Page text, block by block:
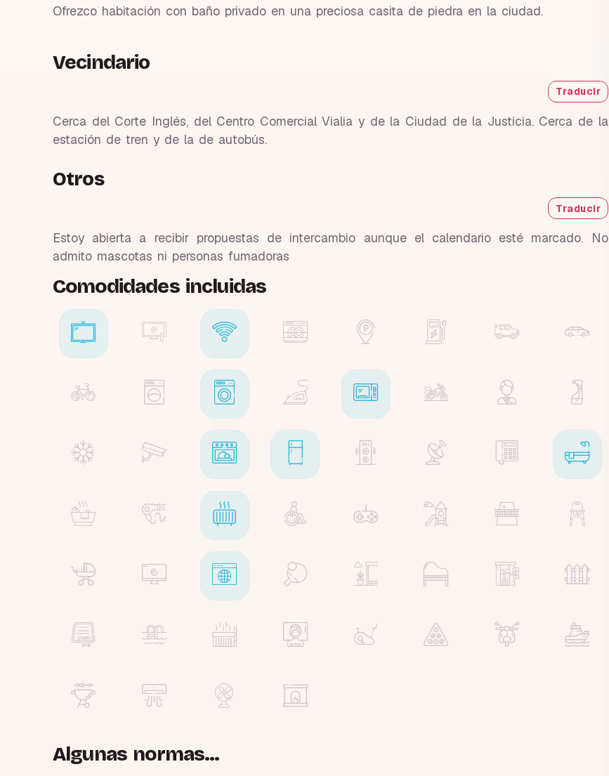
Ofrezco habitación con baño privado en una preciosa casita de piedra en la ciudad.
Vecindario
Traducir
Cerca del Corte Inglés, del Centro Comercial Vialia y de la Ciudad de la Justicia. Cerca de la
estación de tren y de la de autobús.
Otros
Traducir
Estoy abierta a recibir propuestas de intercambio aunque el calendario esté marcado. No
admito mascotas ni personas fumadoras
Comodidades incluidas
Algunas normas...